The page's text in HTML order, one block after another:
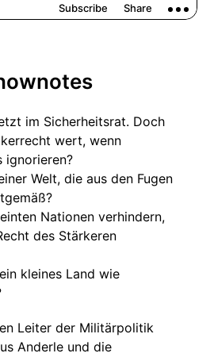
im Sicherheitsrat. Doch
wert, wenn
ignorieren?
Welt, die aus den Fugen
Nationen verhindern,
des Stärkeren
kleines Land wie
Leiter der Militärpolitik
Anderle und die